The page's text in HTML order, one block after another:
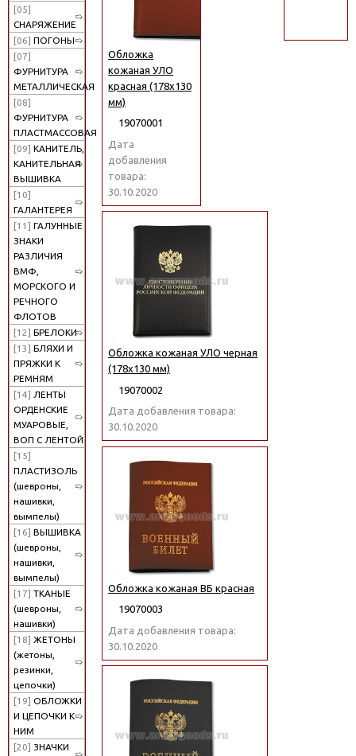
[05]
СНАРЯЖЕНИЕ
[06] ПОГОНЫ
[07]
ФУРНИТУРА
МЕТАЛЛИЧЕСКАЯ
[08]
ФУРНИТУРА
ПЛАСТМАССОВАЯ
[09] КАНИТЕЛЬ,
КАНИТЕЛЬНАЯ
ВЫШИВКА
[10]
ГАЛАНТЕРЕЯ
[11] ГАЛУННЫЕ
ЗНАКИ
РАЗЛИЧИЯ
ВМФ,
МОРСКОГО И
РЕЧНОГО
ФЛОТОВ
[12] БРЕЛОКИ
[13] БЛЯХИ И
ПРЯЖКИ К
РЕМНЯМ
[14] ЛЕНТЫ
ОРДЕНСКИЕ
МУАРОВЫЕ,
ВОП С ЛЕНТОЙ
[15]
ПЛАСТИЗОЛЬ
(шевроны,
нашивки,
вымпелы)
[16] ВЫШИВКА
(шевроны,
нашивки,
вымпелы)
[17] ТКАНЫЕ
(шевроны,
нашивки)
[18] ЖЕТОНЫ
(жетоны,
резинки,
цепочки)
[19] ОБЛОЖКИ
И ЦЕПОЧКИ К
НИМ
[20] ЗНАЧКИ
Обложка
кожаная УЛО
красная (178x130
мм)
19070001
Дата
добавления
товара:
30.10.2020
Обложка кожаная УЛО черная
(178x130 мм)
19070002
Дата добавления товара:
30.10.2020
Обложка кожаная ВБ красная
19070003
Дата добавления товара:
30.10.2020